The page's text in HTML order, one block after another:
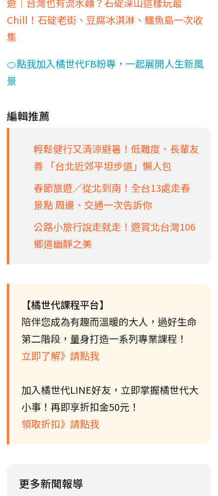
Chill！石碇老街、豆腐冰淇淋、鱷魚島一次收
集
🍊點我加入橘世代FB粉專，一起展開人生新風
景
編輯推薦
輕鬆健行又清涼避暑！低難度、長輩友
善 「台北近郊平坦步道」懶人包
春節旅遊／從北到南！全台13處走春
景點 周邊、交通一次告訴你
公路小旅行說走就走！遊賞北台灣106
鄉道幽靜之美
【橘世代課程平台】
陪伴您成為有趣而溫暖的大人，過好生命
第二階段，量身打造一系列專業課程！
立即了解》請點我
加入橘世代LINE好友，立即掌握橘世代大
小事！再即享折扣金50元！
領取折扣》請點我
更多新聞報導